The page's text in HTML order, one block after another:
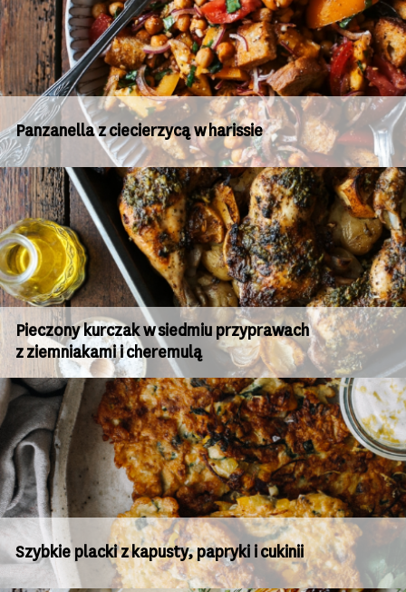
Panzanella z ciecierzycą w harissie
Pieczony kurczak w siedmiu przyprawach
z ziemniakami i cheremulą
Szybkie placki z kapusty, papryki i cukinii